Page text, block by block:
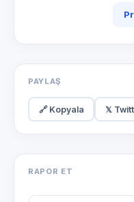
PAYLAŞ
🔗 Kopyala 𝕏
RAPOR ET